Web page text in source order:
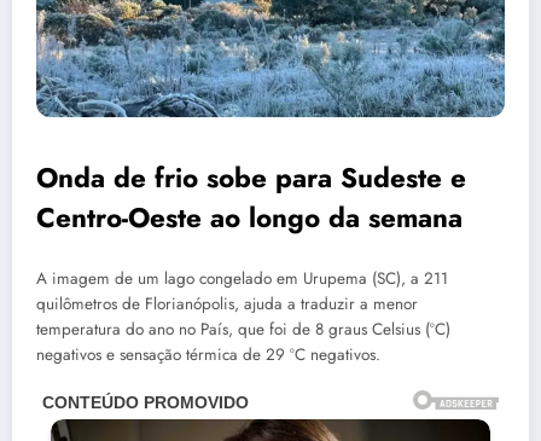
Onda de frio sobe para Sudeste e
Centro-Oeste ao longo da semana
A imagem de um lago congelado em Urupema (SC), a 211
quilômetros de Florianópolis, ajuda a traduzir a menor
temperatura do ano no País, que foi de 8 graus Celsius (ºC)
negativos e sensação térmica de 29 ºC negativos.